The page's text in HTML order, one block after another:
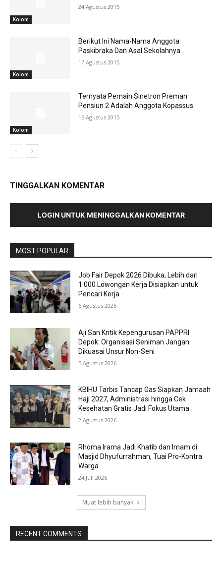
Kolom
24 Agustus 2015
Kolom
Berikut Ini Nama-Nama Anggota
Paskibraka Dan Asal Sekolahnya
17 Agustus 2015
Kolom
Ternyata Pemain Sinetron Preman
Pensiun 2 Adalah Anggota Kopassus
15 Agustus 2015
TINGGALKAN KOMENTAR
LOGIN UNTUK MENINGGALKAN KOMENTAR
MOST POPULAR
Job Fair Depok 2026 Dibuka, Lebih dari
1.000 Lowongan Kerja Disiapkan untuk
Pencari Kerja
6 Agustus 2026
Aji San Kritik Kepengurusan PAPPRI
Depok: Organisasi Seniman Jangan
Dikuasai Unsur Non-Seni
5 Agustus 2026
KBIHU Tarbis Tancap Gas Siapkan Jamaah
Haji 2027, Administrasi hingga Cek
Kesehatan Gratis Jadi Fokus Utama
2 Agustus 2026
Rhoma Irama Jadi Khatib dan Imam di
Masjid Dhyufurrahman, Tuai Pro-Kontra
Warga
24 Juli 2026
Muat lebih banyak
RECENT COMMENTS